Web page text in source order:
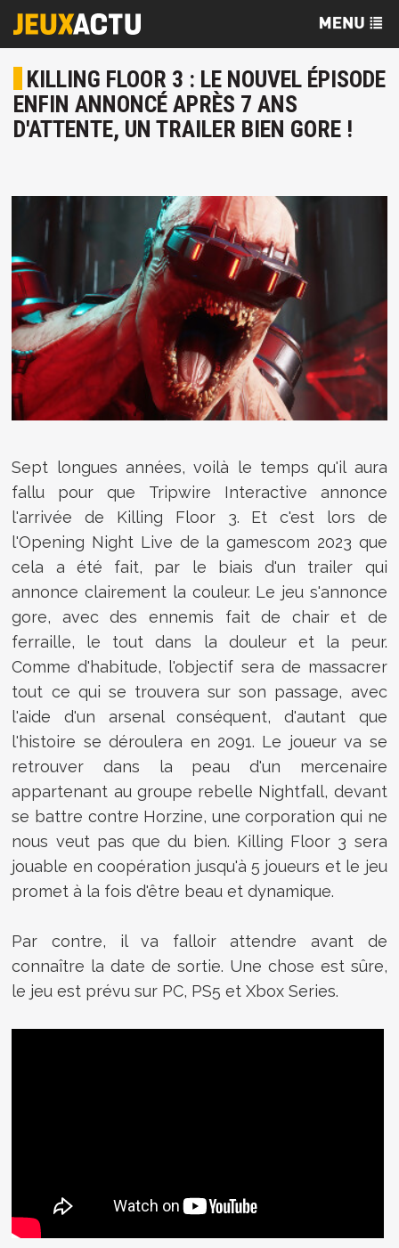
KILLING FLOOR 3 : LE NOUVEL ÉPISODE
ENFIN ANNONCÉ APRÈS 7 ANS
D'ATTENTE, UN TRAILER BIEN GORE !
Sept longues années, voilà le temps qu'il aura
fallu pour que Tripwire Interactive annonce
l'arrivée de Killing Floor 3. Et c'est lors de
l'Opening Night Live de la gamescom 2023 que
cela a été fait, par le biais d'un trailer qui
annonce clairement la couleur. Le jeu s'annonce
gore, avec des ennemis fait de chair et de
ferraille, le tout dans la douleur et la peur.
Comme d'habitude, l'objectif sera de massacrer
tout ce qui se trouvera sur son passage, avec
l'aide d'un arsenal conséquent, d'autant que
l'histoire se déroulera en 2091. Le joueur va se
retrouver dans la peau d'un mercenaire
appartenant au groupe rebelle Nightfall, devant
se battre contre Horzine, une corporation qui ne
nous veut pas que du bien. Killing Floor 3 sera
jouable en coopération jusqu'à 5 joueurs et le jeu
promet à la fois d'être beau et dynamique.
Par contre, il va falloir attendre avant de
connaître la date de sortie. Une chose est sûre,
le jeu est prévu sur PC, PS5 et Xbox Series.